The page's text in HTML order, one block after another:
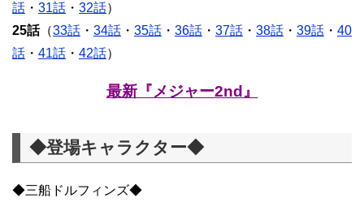
話 ・ 31話 ・ 32話）
25話（33話 ・ 34話 ・ 35話 ・ 36話 ・ 37話 ・ 38話 ・ 39話 ・ 40
話 ・ 41話 ・ 42話）
最新『メジャー2nd』
◆登場キャラクター◆
◆三船ドルフィンズ◆